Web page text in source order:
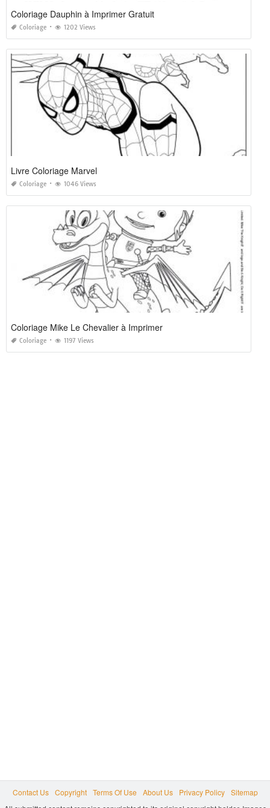
Coloriage Dauphin à Imprimer Gratuit
Coloriage 1202 Views
Livre Coloriage Marvel
Coloriage 1046 Views
Coloriage Mike Le Chevalier à Imprimer
Coloriage 1197 Views
Contact Us Copyright Terms Of Use About Us Privacy Policy
Sitemap